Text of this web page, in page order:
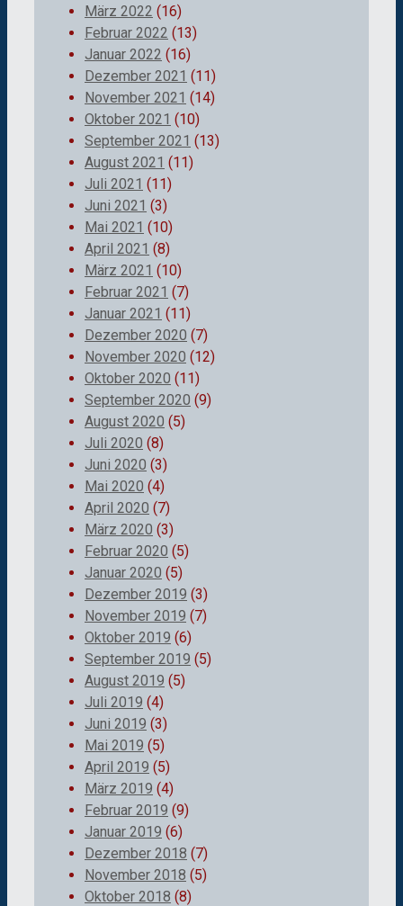
März 2022 (16)
Februar 2022 (13)
Januar 2022 (16)
Dezember 2021 (11)
November 2021 (14)
Oktober 2021 (10)
September 2021 (13)
August 2021 (11)
Juli 2021 (11)
Juni 2021 (3)
Mai 2021 (10)
April 2021 (8)
März 2021 (10)
Februar 2021 (7)
Januar 2021 (11)
Dezember 2020 (7)
November 2020 (12)
Oktober 2020 (11)
September 2020 (9)
August 2020 (5)
Juli 2020 (8)
Juni 2020 (3)
Mai 2020 (4)
April 2020 (7)
März 2020 (3)
Februar 2020 (5)
Januar 2020 (5)
Dezember 2019 (3)
November 2019 (7)
Oktober 2019 (6)
September 2019 (5)
August 2019 (5)
Juli 2019 (4)
Juni 2019 (3)
Mai 2019 (5)
April 2019 (5)
März 2019 (4)
Februar 2019 (9)
Januar 2019 (6)
Dezember 2018 (7)
November 2018 (5)
Oktober 2018 (8)